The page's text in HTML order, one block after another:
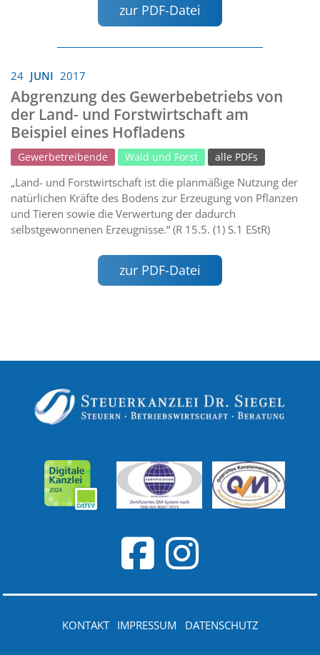
zur PDF-Datei
24 JUNI 2017
Abgrenzung des Gewerbebetriebs von
der Land- und Forstwirtschaft am
Beispiel eines Hofladens
Gewerbetreibende Wald und Forst alle PDFs
„Land- und Forstwirtschaft ist die planmäßige Nutzung der
natürlichen Kräfte des Bodens zur Erzeugung von Pflanzen
und Tieren sowie die Verwertung der dadurch
selbstgewonnenen Erzeugnisse.“ (R 15.5. (1) S.1 EStR)
zur PDF-Datei
KONTAKT IMPRESSUM DATENSCHUTZ